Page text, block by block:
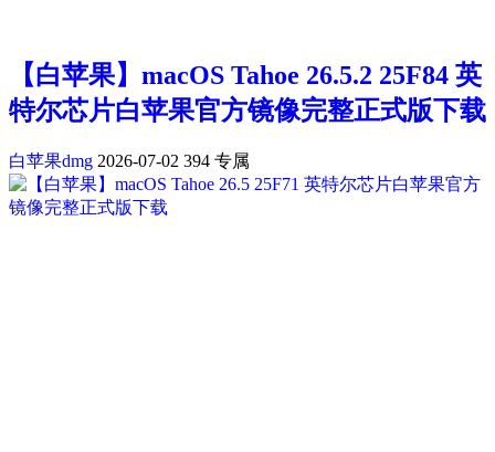
【白苹果】macOS Tahoe 26.5.2 25F84 英
特尔芯片白苹果官方镜像完整正式版下载
白苹果dmg 2026-07-02 394 专属